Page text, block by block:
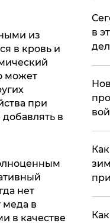
из
в кровь и
может
при
в
нет
меда в
в качестве
в